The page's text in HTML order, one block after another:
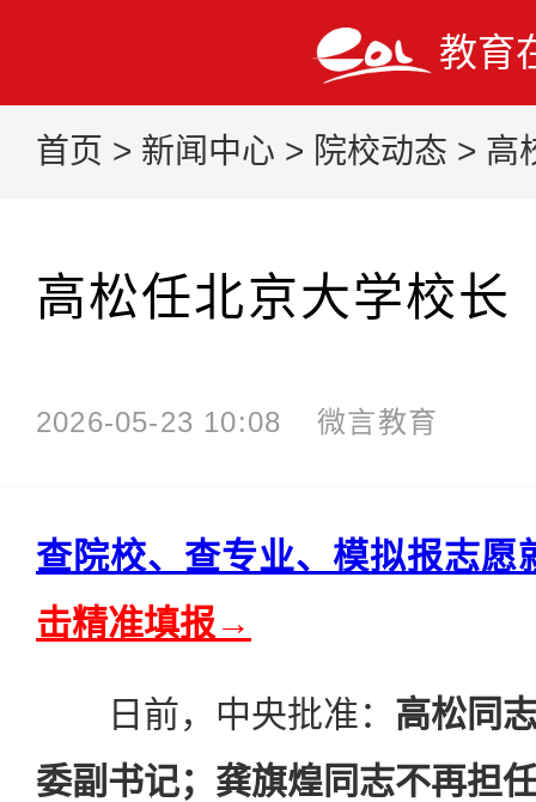
教育
首页 > 新闻中心 > 院校动态 > 高
高松任北京大学校长
2026-05-23 10:08 微言教育
查院校、查专业、模拟报志
击精准填报→
日前，中央批准： 高松同
委副书记；龚旗煌同志不再担